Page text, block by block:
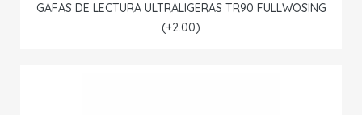
GAFAS DE LECTURA ULTRALIGERAS TR90 FULLWOSING
(+2.00)